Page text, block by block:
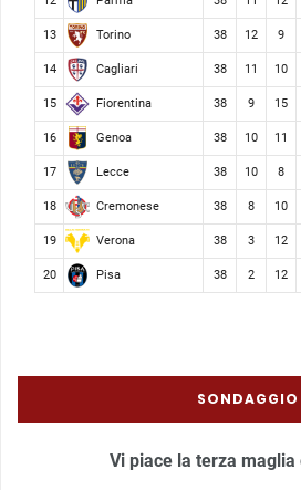
13 Torino 38 12 9
14 Cagliari 38 11 10
15 Fiorentina 38 9 15
16 Genoa 38 10 11
17 Lecce 38 10 8
18 Cremonese 38 8 10
19 Verona 38 3 12
20 Pisa 38 2 12
SONDAGGIO
Vi piace la terza maglia